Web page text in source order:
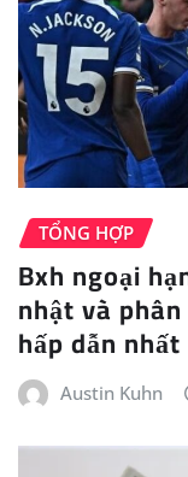
TỔNG HỢP
Bxh ngoại
nhật và
hấp dẫn
Austin Kuhn